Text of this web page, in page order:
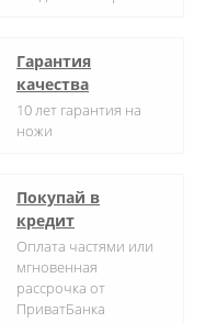
Гарантия
качества
10 лет гарантия на
ножи
Покупай в
кредит
Оплата частями или
мгновенная
рассрочка от
ПриватБанка